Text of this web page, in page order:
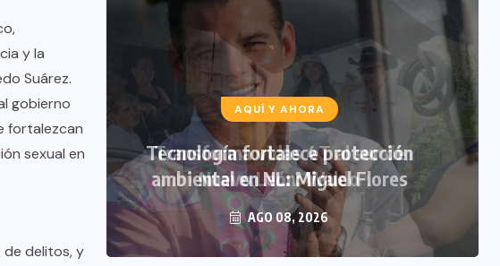
y la
Suárez.
gobierno
fortalezcan
sexual en
delitos, y
de
AQUÍ Y AHORA
Tecnología fortalece protección
ambiental en NL: Miguel Flores
AGO 08, 2026